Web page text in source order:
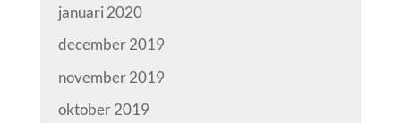
januari 2020
december 2019
november 2019
oktober 2019